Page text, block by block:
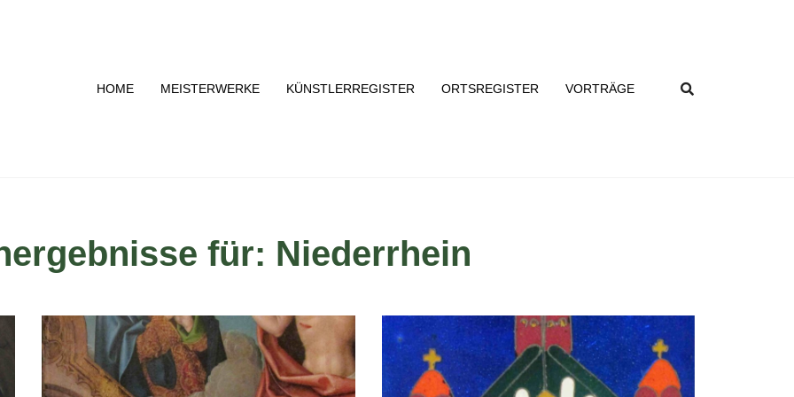
HOME MEISTERWERKE KÜNSTLERREGISTER ORTSREGISTER VORTRÄGE
für: Niederrhein